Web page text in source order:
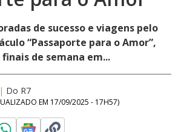
de sucesso e viagens pelo
“Passaporte para o Amor”,
de semana em...
| Do R7
EM 17/09/2025 - 17H57)